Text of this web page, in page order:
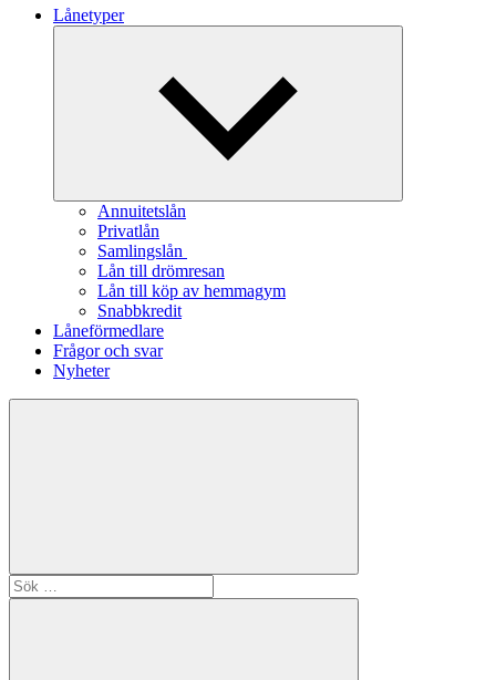
Lånetyper
Annuitetslån
Privatlån
Samlingslån
Lån till drömresan
Lån till köp av hemmagym
Snabbkredit
Låneförmedlare
Frågor och svar
Nyheter
Sök
efter: